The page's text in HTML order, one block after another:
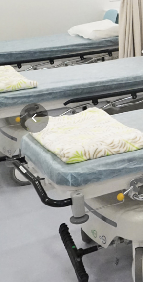
高質素的輔
舒適的環境，專業、可